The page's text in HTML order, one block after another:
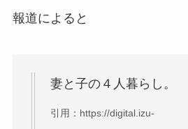
報道によると
妻と子の４人暮らし。
引用：https://digital.izu-